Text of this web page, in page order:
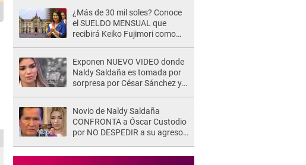
¿Más de 30 mil soles? Conoce
el SUELDO MENSUAL que
recibirá Keiko Fujimori como
Exponen NUEVO VIDEO donde
Naldy Saldaña es tomada por
sorpresa por César Sánchez y
Novio de Naldy Saldaña
CONFRONTA a Óscar Custodio
por NO DESPEDIR a su agresor